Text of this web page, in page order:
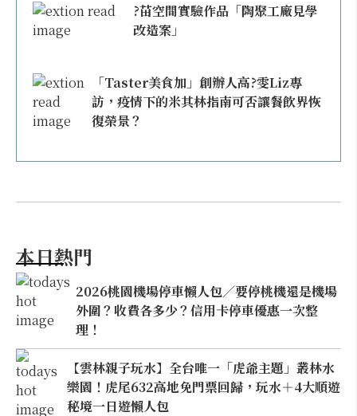
?苗空間實驗作品「陶聚工廠見學
改造案」
「Taster美食加」創辦人高?雯Liz專
訪，疫情下的米其林指南可否讓餐飲界恢
復榮景？
本日熱門
2026桃園機場停車懶人包／要停桃機還是機場
外圍？收費各多少？信用卡停車優惠一次整
理！
【雲林親子玩水】全台唯一「虎爺主題」叢林水
樂園！虎尾632高地免門票回歸，玩水＋4大順遊
秘境一日遊懶人包